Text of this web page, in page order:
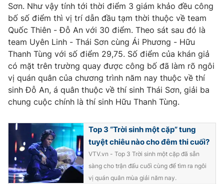
Sơn. Như vậy tính tới thời điểm 3 giám khảo đều công
bố số điểm thì vị trí dẫn đầu tạm thời thuộc về team
Quốc Thiên - Đỗ An với 30 điểm. Theo sát sau đó là
team Uyên Linh - Thái Sơn cùng Ái Phương - Hữu
Thanh Tùng với số điểm 29,75. Số điểm của khán giả
có mặt trên trường quay được công bố đã làm rõ ngôi
vị quán quân của chương trình năm nay thuộc về thí
sinh Đỗ An, á quân thuộc về thí sinh Thái Sơn, giải ba
chung cuộc chính là thí sinh Hữu Thanh Tùng.
Top 3 “Trời sinh một cặp” tung
tuyệt chiêu nào cho đêm thi cuối?
VTV.vn - Top 3 Trời sinh một cặp đã sẵn
sàng cho trận đấu cuối cùng để tìm ra ngôi
vị quán quân mùa giải năm nay.